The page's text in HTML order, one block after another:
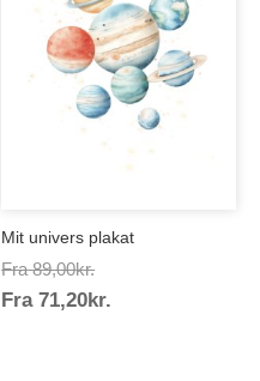
Mit univers plakat
Fra 89,00kr.Prisinterval:
89,00kr.
Fra 71,20kr.